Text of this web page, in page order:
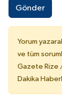
Gönder
Yorum
ve tüm
Gazete Rize
Dakika